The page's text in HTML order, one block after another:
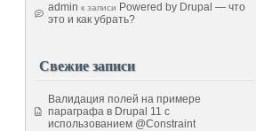
admin к записи Powered by Drupal — что
это и как убрать?
Свежие записи
Валидация полей на примере
параграфа в Drupal 11 с
использованием @Constraint